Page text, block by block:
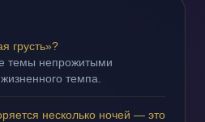
грусть»?
темы непрожитыми
темпа.
несколько ночей — это